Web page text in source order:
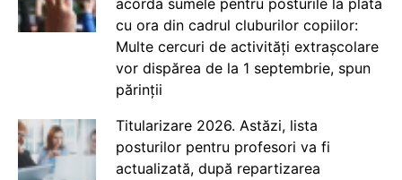
acorda sumele pentru posturile la plata
cu ora din cadrul cluburilor copiilor:
Multe cercuri de activități extrașcolare
vor dispărea de la 1 septembrie, spun
părinții
Titularizare 2026. Astăzi, lista
posturilor pentru profesori va fi
actualizată, după repartizarea